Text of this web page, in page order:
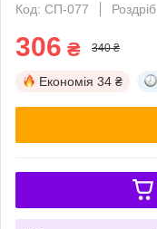
Код: СП-077
Роздріб
306 ₴ 340 ₴
Економія 34 ₴